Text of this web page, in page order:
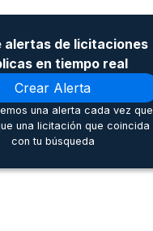
alertas de licitaciones
en tiempo real
Crear Alerta
una alerta cada vez que
una licitación que coincida
con tu búsqueda